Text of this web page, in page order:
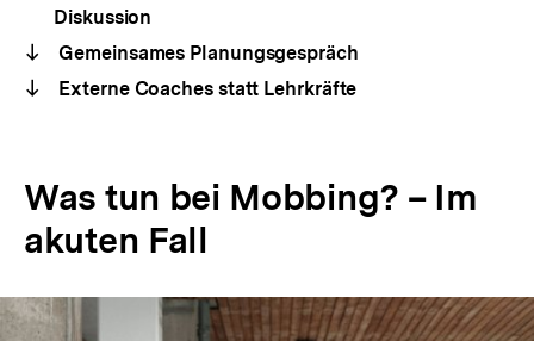
Diskussion
Gemeinsames Planungsgespräch
Externe Coaches statt Lehrkräfte
Was tun bei Mobbing? – Im
akuten Fall